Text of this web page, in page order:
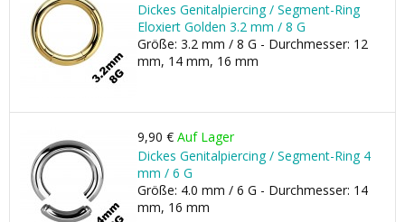
Dickes Genitalpiercing / Segment-Ring
Eloxiert Golden 3.2 mm / 8 G
Größe: 3.2 mm / 8 G - Durchmesser: 12
mm, 14 mm, 16 mm
9,90 € Auf Lager
Dickes Genitalpiercing / Segment-Ring 4
mm / 6 G
Größe: 4.0 mm / 6 G - Durchmesser: 14
mm, 16 mm